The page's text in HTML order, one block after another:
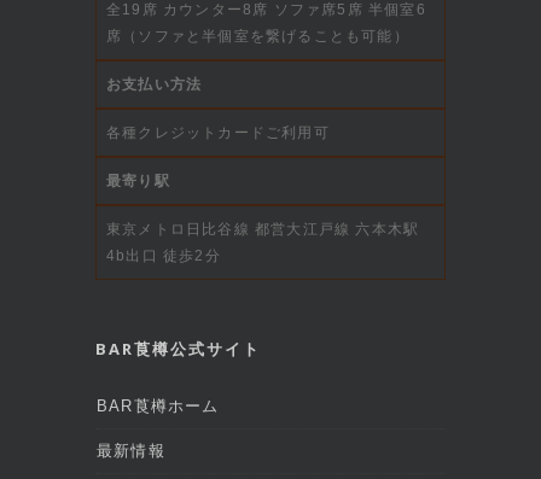
全19席 カウンター8席 ソファ席5席 半個室6
席（ソファと半個室を繋げることも可能）
お支払い方法
各種クレジットカードご利用可
最寄り駅
東京メトロ日比谷線 都営大江戸線 六本木駅
4b出口 徒歩2分
BAR莨樽公式サイト
BAR莨樽ホーム
最新情報